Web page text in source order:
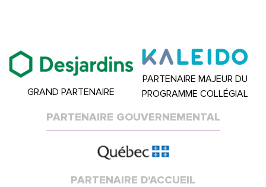
GRAND PARTENAIRE
PARTENAIRE MAJEUR DU
PROGRAMME COLLÉGIAL
PARTENAIRE GOUVERNEMENTAL
PARTENAIRE D'ACCUEIL